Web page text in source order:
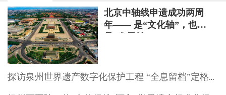
北京中轴线申遗成功两周
年—— 是“文化轴”，也